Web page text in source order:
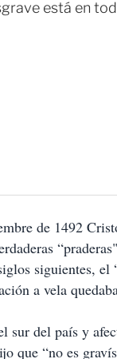
está en
de 1492
siguientes,
a vela
sur del país y
que “no es